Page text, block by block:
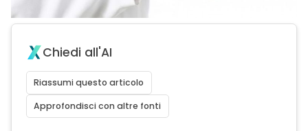
Chiedi all'AI
Riassumi questo articolo
Approfondisci con altre fonti